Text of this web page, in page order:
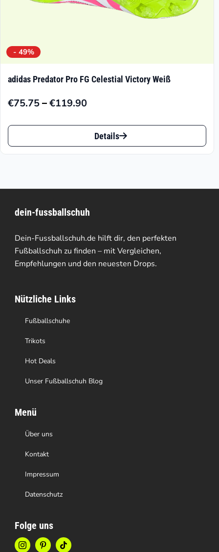
- 49%
adidas Predator Pro FG Celestial Victory Weiß
€75.75–€119.90
Preisspanne:
€75.75
€119.90
Dieses
Produkt
auf.
Die
Optionen
können
der
Produktseite
gewählt
werden
Details
dein-fussballschuh
Dein-Fussballschuh.de hilft dir, den perfekten
Fußballschuh zu finden – mit Vergleichen,
Empfehlungen und den neuesten Drops.
Nützliche Links
Fußballschuhe
Trikots
Hot Deals
Unser Fußballschuh Blog
Menü
Über uns
Kontakt
Impressum
Datenschutz
Folge uns